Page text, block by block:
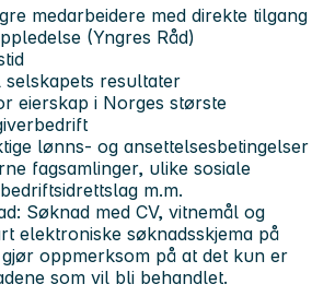
medarbeidere med direkte tilgang
(Yngres Råd)
resultater
eierskap i Norges største
lønns- og ansettelsesbetingelser
fagsamlinger, ulike sosiale
m.m.
Søknad med CV, vitnemål og
elektroniske søknadsskjema på
oppmerksom på at det kun er
som vil bli behandlet.